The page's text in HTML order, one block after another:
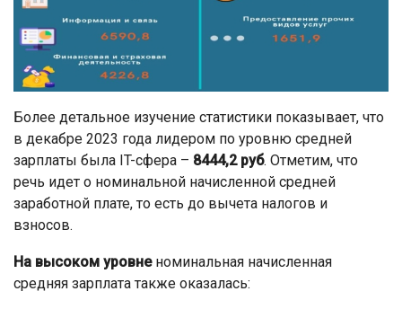
Более детальное изучение статистики показывает, что
в декабре 2023 года лидером по уровню средней
зарплаты была IT-сфера – 8444,2 руб. Отметим, что
речь идет о номинальной начисленной средней
заработной плате, то есть до вычета налогов и
взносов.
На высоком уровненоминальная начисленная
средняя зарплата также оказалась: